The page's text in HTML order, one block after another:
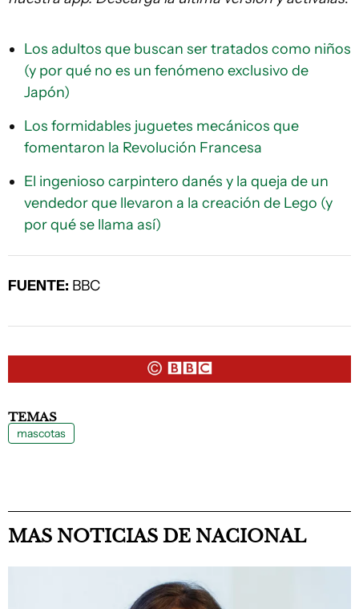
Los adultos que buscan ser tratados como niños
(y por qué no es un fenómeno exclusivo de
Japón)
Los formidables juguetes mecánicos que
fomentaron la Revolución Francesa
El ingenioso carpintero danés y la queja de un
vendedor que llevaron a la creación de Lego (y
por qué se llama así)
FUENTE: BBC
TEMAS
mascotas
MAS NOTICIAS DE NACIONAL